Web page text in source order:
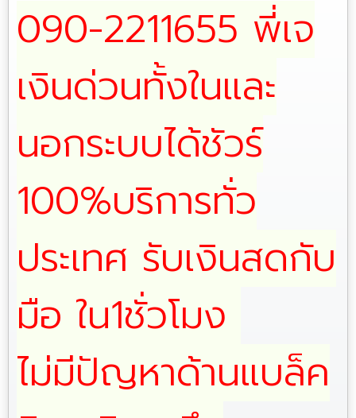
090-2211655 พี่เจ
เงินด่วนทั้งในและ
นอกระบบได้ชัวร์
100%บริการทั่ว
ประเทศ รับเงินสดกับ
มือ ใน1ชั่วโมง
ไม่มีปัญหาด้านแบล็ค